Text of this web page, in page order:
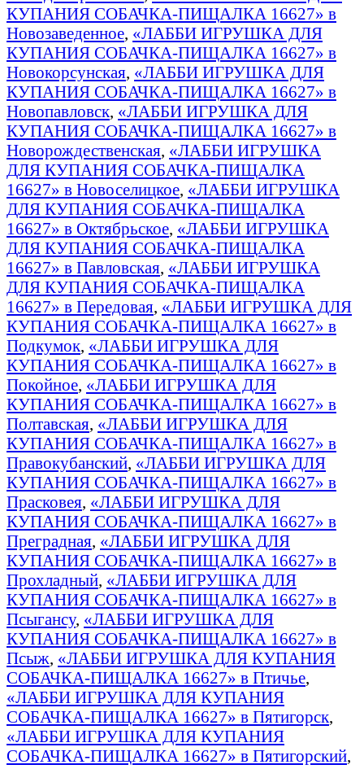
КУПАНИЯ СОБАЧКА-ПИЩАЛКА 16627» в
Новозаведенное, «ЛАББИ ИГРУШКА ДЛЯ
КУПАНИЯ СОБАЧКА-ПИЩАЛКА 16627» в
Новокорсунская, «ЛАББИ ИГРУШКА ДЛЯ
КУПАНИЯ СОБАЧКА-ПИЩАЛКА 16627» в
Новопавловск, «ЛАББИ ИГРУШКА ДЛЯ
КУПАНИЯ СОБАЧКА-ПИЩАЛКА 16627» в
Новорождественская, «ЛАББИ ИГРУШКА
ДЛЯ КУПАНИЯ СОБАЧКА-ПИЩАЛКА
16627» в Новоселицкое, «ЛАББИ ИГРУШКА
ДЛЯ КУПАНИЯ СОБАЧКА-ПИЩАЛКА
16627» в Октябрьское, «ЛАББИ ИГРУШКА
ДЛЯ КУПАНИЯ СОБАЧКА-ПИЩАЛКА
16627» в Павловская, «ЛАББИ ИГРУШКА
ДЛЯ КУПАНИЯ СОБАЧКА-ПИЩАЛКА
16627» в Передовая, «ЛАББИ ИГРУШКА ДЛЯ
КУПАНИЯ СОБАЧКА-ПИЩАЛКА 16627» в
Подкумок, «ЛАББИ ИГРУШКА ДЛЯ
КУПАНИЯ СОБАЧКА-ПИЩАЛКА 16627» в
Покойное, «ЛАББИ ИГРУШКА ДЛЯ
КУПАНИЯ СОБАЧКА-ПИЩАЛКА 16627» в
Полтавская, «ЛАББИ ИГРУШКА ДЛЯ
КУПАНИЯ СОБАЧКА-ПИЩАЛКА 16627» в
Правокубанский, «ЛАББИ ИГРУШКА ДЛЯ
КУПАНИЯ СОБАЧКА-ПИЩАЛКА 16627» в
Прасковея, «ЛАББИ ИГРУШКА ДЛЯ
КУПАНИЯ СОБАЧКА-ПИЩАЛКА 16627» в
Преградная, «ЛАББИ ИГРУШКА ДЛЯ
КУПАНИЯ СОБАЧКА-ПИЩАЛКА 16627» в
Прохладный, «ЛАББИ ИГРУШКА ДЛЯ
КУПАНИЯ СОБАЧКА-ПИЩАЛКА 16627» в
Псыгансу, «ЛАББИ ИГРУШКА ДЛЯ
КУПАНИЯ СОБАЧКА-ПИЩАЛКА 16627» в
Псыж, «ЛАББИ ИГРУШКА ДЛЯ КУПАНИЯ
СОБАЧКА-ПИЩАЛКА 16627» в Птичье,
«ЛАББИ ИГРУШКА ДЛЯ КУПАНИЯ
СОБАЧКА-ПИЩАЛКА 16627» в Пятигорск,
«ЛАББИ ИГРУШКА ДЛЯ КУПАНИЯ
СОБАЧКА-ПИЩАЛКА 16627» в Пятигорский,